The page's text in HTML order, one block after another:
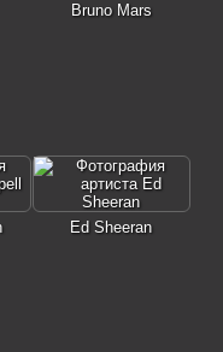
Bruno Mars
Ed Sheeran